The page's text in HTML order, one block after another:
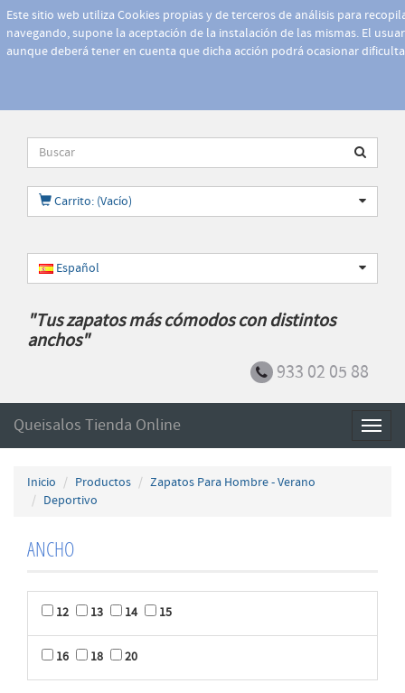
Este sitio web utiliza Cookies propias y de terceros de análisis para
navegando, supone la aceptación de la instalación de las mismas. El
aunque deberá tener en cuenta que dicha acción podrá ocasionar
Carrito: (Vacío)
Español
"Tus zapatos más cómodos con distintos
anchos"
933 02 05 88
Queisalos Tienda Online
Inicio Productos
Zapatos Para Hombre - Verano
Deportivo
ANCHO
12 13 14 15
16 18 20